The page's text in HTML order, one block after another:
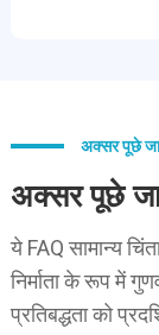
अक्सर पूछे
अक्सर पूछे
ये FAQ सामान्य
निर्माता के रूप में
प्रतिबद्धता को